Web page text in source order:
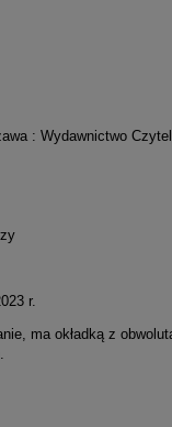
: Wydawnictwo
r.
ma okładką z